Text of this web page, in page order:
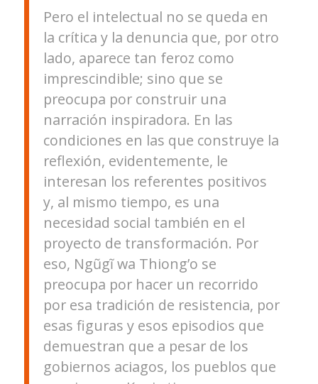
Pero el intelectual no se queda en
la crítica y la denuncia que, por otro
lado, aparece tan feroz como
imprescindible; sino que se
preocupa por construir una
narración inspiradora. En las
condiciones en las que construye la
reflexión, evidentemente, le
interesan los referentes positivos
y, al mismo tiempo, es una
necesidad social también en el
proyecto de transformación. Por
eso, Ngũgĩ wa Thiong’o se
preocupa por hacer un recorrido
por esa tradición de resistencia, por
esas figuras y esos episodios que
demuestran que a pesar de los
gobiernos aciagos, los pueblos que